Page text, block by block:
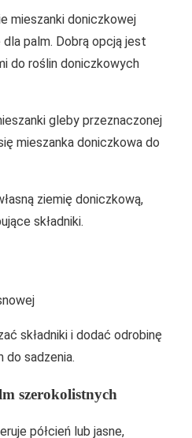
mieszanki doniczkowej
palm. Dobrą opcją jest
do roślin doniczkowych
gleby przeznaczonej
mieszanka doniczkowa do
ziemię doniczkową,
składniki.
składniki i dodać odrobinę
do sadzenia.
szerokolistnych
półcień lub jasne,